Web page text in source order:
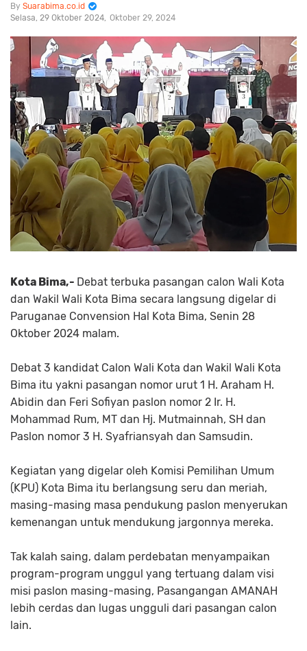
Suarabima.co.id
Selasa, 29 Oktober 2024 Oktober 29, 2024
Kota Bima,- Debat terbuka pasangan calon Wali Kota
dan Wakil Wali Kota Bima secara langsung digelar di
Paruganae Convension Hal Kota Bima, Senin 28
Oktober 2024 malam.
Debat 3 kandidat Calon Wali Kota dan Wakil Wali Kota
Bima itu yakni pasangan nomor urut 1 H. Araham H.
Abidin dan Feri Sofiyan paslon nomor 2 Ir. H.
Mohammad Rum, MT dan Hj. Mutmainnah, SH dan
Paslon nomor 3 H. Syafriansyah dan Samsudin.
Kegiatan yang digelar oleh Komisi Pemilihan Umum
(KPU) Kota Bima itu berlangsung seru dan meriah,
masing-masing masa pendukung paslon menyerukan
kemenangan untuk mendukung jargonnya mereka.
Tak kalah saing, dalam perdebatan menyampaikan
program-program unggul yang tertuang dalam visi
misi paslon masing-masing, Pasangangan AMANAH
lebih cerdas dan lugas ungguli dari pasangan calon
lain.